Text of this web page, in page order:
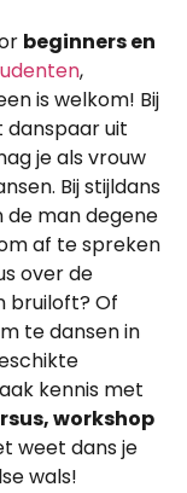
beginners en
,
is welkom! Bij
uit
je als vrouw
Bij stijldans
de man degene
af te spreken
over de
bruiloft? Of
te dansen in
kennis met
workshop
weet dans je
wals!